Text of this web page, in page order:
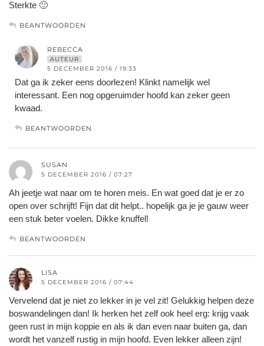
Sterkte 🙂
BEANTWOORDEN
REBECCA
AUTEUR
5 DECEMBER 2016 / 19:33
Dat ga ik zeker eens doorlezen! Klinkt namelijk wel
interessant. Een nog opgeruimder hoofd kan zeker geen
kwaad.
BEANTWOORDEN
SUSAN
5 DECEMBER 2016 / 07:27
Ah jeetje wat naar om te horen meis. En wat goed dat je er zo
open over schrijft! Fijn dat dit helpt.. hopelijk ga je je gauw weer
een stuk beter voelen. Dikke knuffel!
BEANTWOORDEN
LISA
5 DECEMBER 2016 / 07:44
Vervelend dat je niet zo lekker in je vel zit! Gelukkig helpen deze
boswandelingen dan! Ik herken het zelf ook heel erg: krijg vaak
geen rust in mijn koppie en als ik dan even naar buiten ga, dan
wordt het vanzelf rustig in mijn hoofd. Even lekker alleen zijn!